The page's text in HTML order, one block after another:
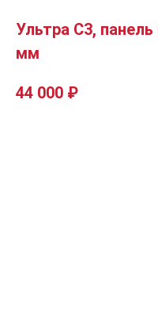
Ультра C3,
мм
44 000 ₽